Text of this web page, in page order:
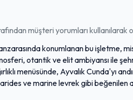
müşteri yorumları kullanılarak
konumlanan bu işletme,
otantik ve elit ambiyansı ile
menüsünde, Ayvalık Cunda'yı
ve marine levrek gibi beğenilen
başarısı ve yüksek malzeme